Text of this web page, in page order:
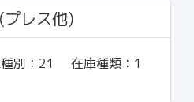
レス他)
別： 21 在庫種類： 1